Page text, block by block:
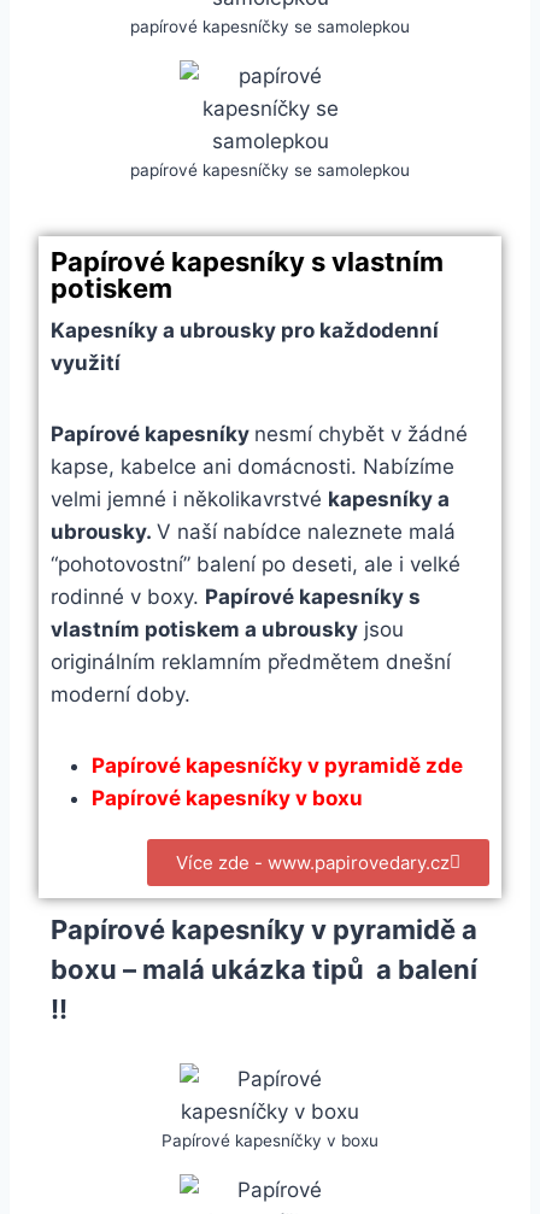
papírové kapesníčky se samolepkou
papírové kapesníčky se samolepkou
Papírové kapesníky s vlastním
potiskem
Kapesníky a ubrousky pro každodenní
využití
Papírové kapesníky nesmí chybět v žádné
kapse, kabelce ani domácnosti. Nabízíme
velmi jemné i několikavrstvé kapesníky a
ubrousky. V naší nabídce naleznete malá
“pohotovostní” balení po deseti, ale i velké
rodinné v boxy. Papírové kapesníky s
vlastním potiskem a ubrousky jsou
originálním reklamním předmětem dnešní
moderní doby.
Papírové kapesníčky v pyramidě zde
Papírové kapesníky v boxu
Více zde - www.papirovedary.cz
Papírové kapesníky v pyramidě a
boxu – malá ukázka tipů a balení
!!
Papírové kapesníčky v boxu